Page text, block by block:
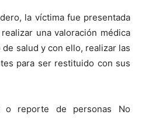
la víctima fue presentada
una valoración médica
salud y con ello, realizar las
para ser restituido con sus
o reporte de personas No